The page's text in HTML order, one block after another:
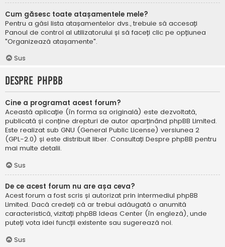
Cum găsesc toate atașamentele mele?
Pentru a găsi lista atașamentelor dvs., trebuie să accesați
Panoul de control al utilizatorului și să faceți clic pe opțiunea
"Organizează atașamente".
Sus
Despre phpBB
Cine a programat acest forum?
Această aplicație (în forma sa originală) este dezvoltată,
publicată și conține drepturi de autor aparținând phpBB Limited.
Este realizat sub GNU (General Public License) versiunea 2
(GPL-2.0) și este distribuit liber. Consultați Despre phpBB pentru
mai multe detalii.
Sus
De ce acest forum nu are așa ceva?
Acest forum a fost scris și autorizat prin intermediul phpBB
Limited. Dacă credeți că ar trebui adăugată o anumită
caracteristică, vizitați phpBB Ideas Center (în engleză), unde
puteți vota idei funcții existente sau sugerează noi.
Sus